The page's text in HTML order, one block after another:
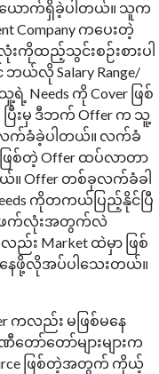
စ်ယောက်ရှိခဲ့ပါတယ်။ သူက
Company ကပေးတဲ့
လုံးကိုထည့်သွင်းစဉ်းစားပါ
ယ်လို Salary Range/
ရဲ့ Needs ကို Cover ဖြစ်
းမှ ဒီဘက် Offer က သူ့
မှ လက်ခံခဲ့ပါတယ်။ လက်ခံ
ြစ်တဲ့ Offer ထပ်လာတာ
။ Offer တစ်ခုလက်ခံခါ
ကိုတကယ်ပြည့်နိုင်ပြီ
စ်ဖက်လုံးအတွက်လဲ
း Market ထဲမှာ ဖြစ်
နေဖို့လိုအပ်ပါသေးတယ်။
ကလည်း မဖြစ်မနေ
ော်တော်များများက
ဖြစ်တဲ့အတွက် ကိုယ့်